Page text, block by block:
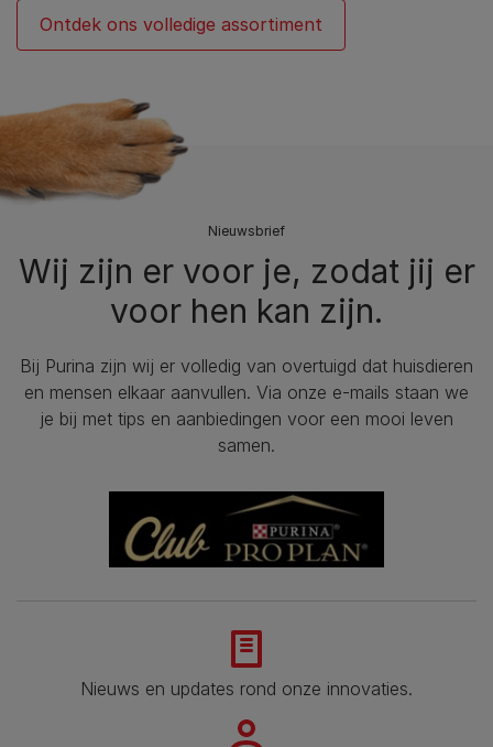
Ontdek ons volledige assortiment
Nieuwsbrief
Wij zijn er voor je, zodat jij er
voor hen kan zijn.
Bij Purina zijn wij er volledig van overtuigd dat huisdieren
en mensen elkaar aanvullen. Via onze e-mails staan we
je bij met tips en aanbiedingen voor een mooi leven
samen.
Nieuws en updates rond onze innovaties.